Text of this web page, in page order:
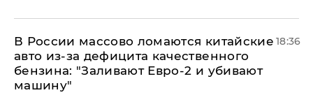
В России массово ломаются китайские
авто из-за дефицита качественного
бензина: "Заливают Евро-2 и убивают
машину"
18:36